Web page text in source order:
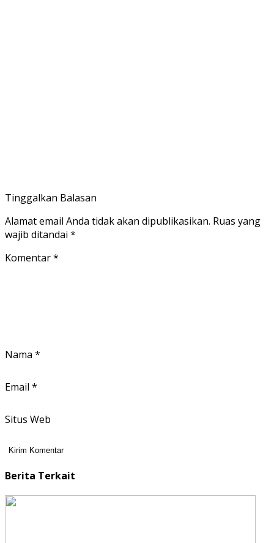
Tinggalkan Balasan
Alamat email Anda tidak akan dipublikasikan. Ruas yang
wajib ditandai *
Komentar*
Nama *
Email *
Situs Web
Berita Terkait